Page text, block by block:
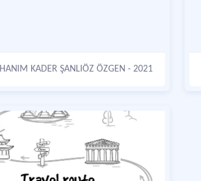
HANIM KADER ŞANLIÖZ ÖZGEN - 2021